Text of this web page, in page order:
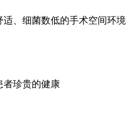
、细菌数低的手术空间环境
者珍贵的健康